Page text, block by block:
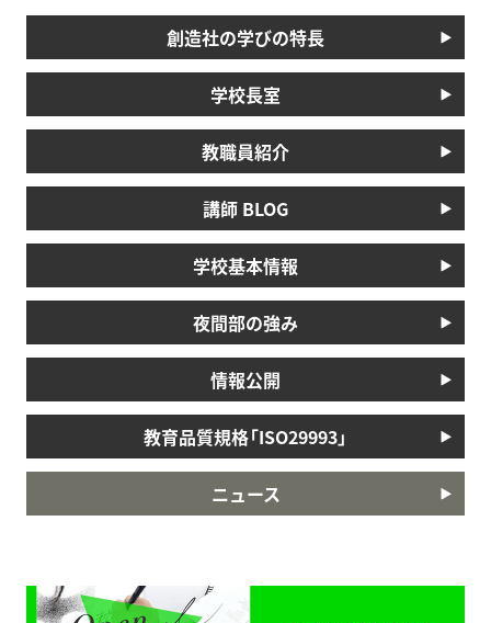
創造社の学びの特長
学校長室
教職員紹介
講師 BLOG
学校基本情報
夜間部の強み
情報公開
教育品質規格「ISO29993」
ニュース